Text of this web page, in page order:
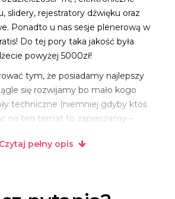
slidery, rejestratory dźwięku oraz
Ponadto u nas sesje plenerową w
Do tej pory taka jakość była
powyżej 5000zł!
tym, że posiadamy najlepszy
się rozwijamy bo mało kogo
techniczne (niemniej gdyby ktoś
na ten temat to zapraszamy –
filmy!:)
najważniejsze dojazd do 200 km
Czytaj pełny opis